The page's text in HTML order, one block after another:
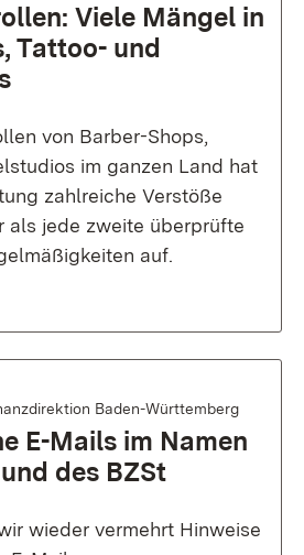
Viele Mängel in
Tattoo- und
von Barber-Shops,
im ganzen Land hat
zahlreiche Verstöße
als jede zweite überprüfte
auf.
Baden-Württemberg
E-Mails im Namen
des BZSt
wieder vermehrt Hinweise